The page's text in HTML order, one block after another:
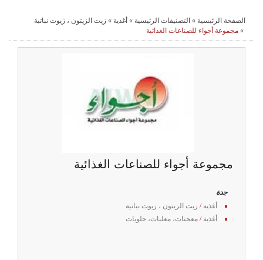
الصفحة الرئيسية » التصنيفات الرئيسية » أغذية » زيت الزيتون ، زيوت نباتية
» مجموعة أجواء للصناعات الغذائية
مجموعة أجواء للصناعات الغذائية
جدة
أغذية / زيت الزيتون ، زيوت نباتية
أغذية / معجنات، معلبات، حلويات